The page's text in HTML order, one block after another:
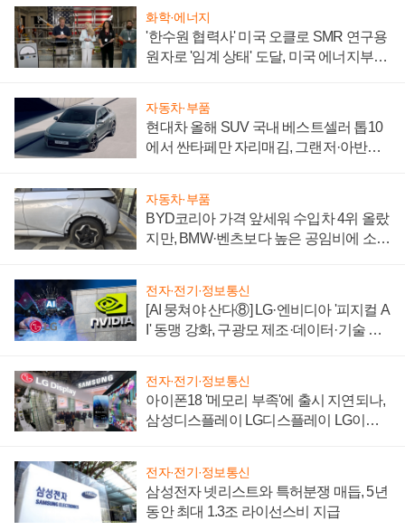
화학·에너지
'한수원 협력사' 미국 오클로 SMR 연구용
원자로 '임계 상태' 도달, 미국 에너지부
자동차·부품
현대차 올해 SUV 국내 베스트셀러 톱10
에서 싼타페만 자리매김, 그랜저·아반떼
자동차·부품
BYD코리아 가격 앞세워 수입차 4위 올랐
지만, BMW·벤츠보다 높은 공임비에 소비
전자·전기·정보통신
[AI 뭉쳐야 산다⑧] LG·엔비디아 '피지컬 A
I' 동맹 강화, 구광모 제조·데이터·기술 결
전자·전기·정보통신
아이폰18 '메모리 부족'에 출시 지연되나,
삼성디스플레이 LG디스플레이 LG이노
전자·전기·정보통신
삼성전자 넷리스트와 특허분쟁 매듭, 5년
동안 최대 1.3조 라이선스비 지급